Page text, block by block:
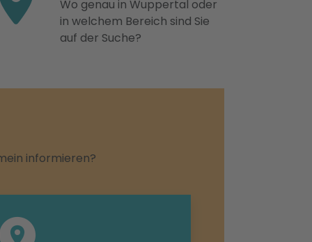
Wo genau in Wuppertal oder
in welchem Bereich sind Sie
auf der Suche?
informieren?